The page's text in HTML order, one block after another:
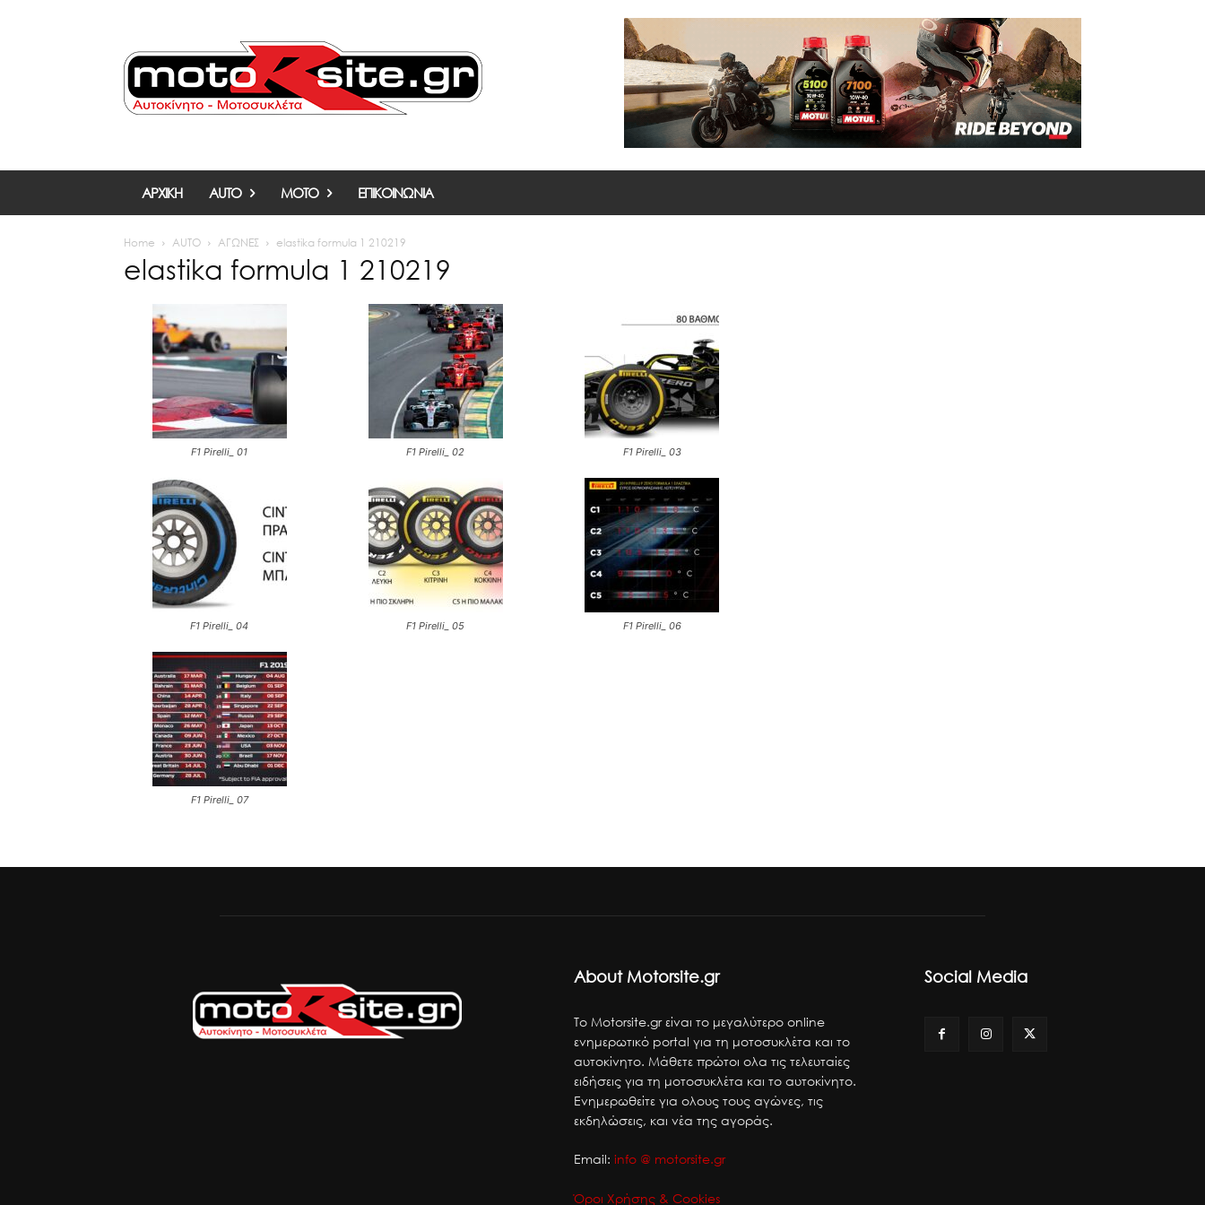
ΑΡΧΙΚΗ AUTO MOTO ΕΠΙΚΟΙΝΩΝΙΑ
Home AUTO ΑΓΩΝΕΣ elastika formula 1 210219
elastika formula 1 210219
F1 Pirelli_ 01 F1 Pirelli_ 02 F1 Pirelli_ 03
F1 Pirelli_ 04 F1 Pirelli_ 05 F1 Pirelli_ 06
F1 Pirelli_ 07
About Motorsite.gr
Το Motorsite.gr είναι το μεγαλύτερο online
ενημερωτικό portal για τη μοτοσυκλέτα και το
αυτοκίνητο. Μάθετε πρώτοι ολα τις τελευταίες
ειδήσεις για τη μοτοσυκλέτα και το αυτοκίνητο.
Ενημερωθείτε για ολους τους αγώνες, τις
εκδηλώσεις, και νέα της αγοράς.
Email:info @ motorsite.gr
Όροι Χρήσης & Cookies
Social Media